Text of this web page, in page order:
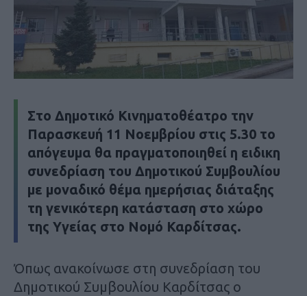
Στο Δημοτικό Κινηματοθέατρο την
Παρασκευή 11 Νοεμβρίου στις 5.30 το
απόγευμα θα πραγματοποιηθεί η ειδικη
συνεδρίαση του Δημοτικού Συμβουλίου
με μοναδικό θέμα ημερήσιας διάταξης
τη γενικότερη κατάσταση στο χώρο
της Υγείας στο Νομό Καρδίτσας.
Όπως ανακοίνωσε στη συνεδρίαση του
Δημοτικού Συμβουλίου Καρδίτσας ο